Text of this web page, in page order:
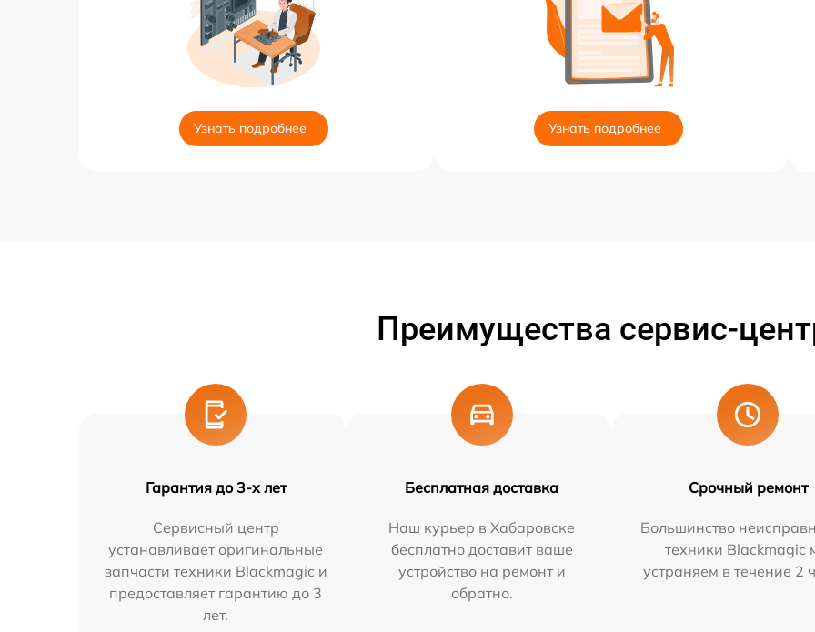
Узнать подробнее Узнать подробнее
Преимущества сервис-
Гарантия до 3-х лет
Сервисный центр
устанавливает оригинальные
запчасти техники Blackmagic и
предоставляет гарантию до 3
лет.
Бесплатная доставка
Наш курьер в Хабаровске
бесплатно доставит ваше
устройство на ремонт и
обратно.
Срочный ремонт
Большинство
техники Blackmagic
устраняем в течение 2